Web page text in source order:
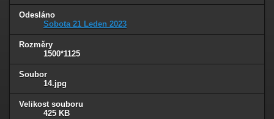
Odesláno
Sobota 21 Leden 2023
Rozměry
1500*1125
Soubor
14.jpg
Velikost souboru
425 KB